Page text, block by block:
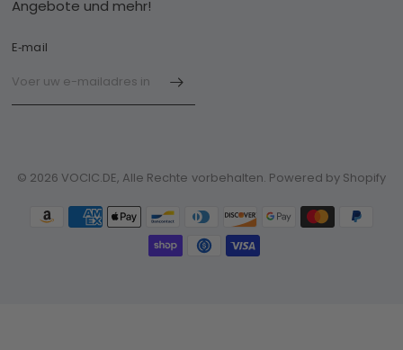
Angebote und mehr!
E‑mail
© 2026 VOCIC.DE, Alle Rechte vorbehalten. Powered by Shopify